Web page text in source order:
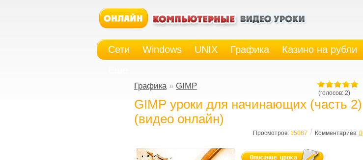
Сети Windows UNIX Графика Казино на рубли
Графика» GIMP
(голосов: 2)
GIMP уроки для начинающих (часть 2)
(видео онлайн)
Просмотров: 15087 / Комментариев: 0